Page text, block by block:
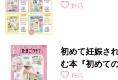
妊活
初めて妊娠さ
む本『初めて
妊活